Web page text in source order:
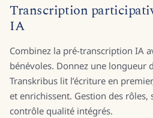
Transcription
IA
Combinez la pré-transcription IA
bénévoles. Donnez une longueur
Transkribus lit l’écriture en
et enrichissent. Gestion des
contrôle qualité intégrés.